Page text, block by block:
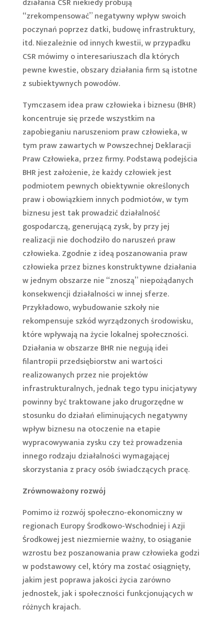
“zrekompensować” negatywny wpływ swoich
poczynań poprzez datki, budowę infrastruktury,
itd. Niezależnie od innych kwestii, w przypadku
CSR mówimy o interesariuszach dla których
pewne kwestie, obszary działania firm są istotne
z subiektywnych powodów.
Tymczasem idea praw człowieka i biznesu (BHR)
koncentruje się przede wszystkim na
zapobieganiu naruszeniom praw człowieka, w
tym praw zawartych w Powszechnej Deklaracji
Praw Człowieka, przez firmy. Podstawą podejścia
BHR jest założenie, że każdy człowiek jest
podmiotem pewnych obiektywnie określonych
praw i obowiązkiem innych podmiotów, w tym
biznesu jest tak prowadzić działalność
gospodarczą, generującą zysk, by przy jej
realizacji nie dochodziło do naruszeń praw
człowieka. Zgodnie z ideą poszanowania praw
człowieka przez biznes konstruktywne działania
w jednym obszarze nie “znoszą” niepożądanych
konsekwencji działalności w innej sferze.
Przykładowo, wybudowanie szkoły nie
rekompensuje szkód wyrządzonych środowisku,
które wpływają na życie lokalnej społeczności.
Działania w obszarze BHR nie negują idei
filantropii przedsiębiorstw ani wartości
realizowanych przez nie projektów
infrastrukturalnych, jednak tego typu inicjatywy
powinny być traktowane jako drugorzędne w
stosunku do działań eliminujących negatywny
wpływ biznesu na otoczenie na etapie
wypracowywania zysku czy też prowadzenia
innego rodzaju działalności wymagającej
skorzystania z pracy osób świadczących pracę.
Zrównoważony rozwój
Pomimo iż rozwój społeczno-ekonomiczny w
regionach Europy Środkowo-Wschodniej i Azji
Środkowej jest niezmiernie ważny, to osiąganie
wzrostu bez poszanowania praw człowieka godzi
w podstawowy cel, który ma zostać osiągnięty,
jakim jest poprawa jakości życia zarówno
jednostek, jak i społeczności funkcjonujących w
różnych krajach.